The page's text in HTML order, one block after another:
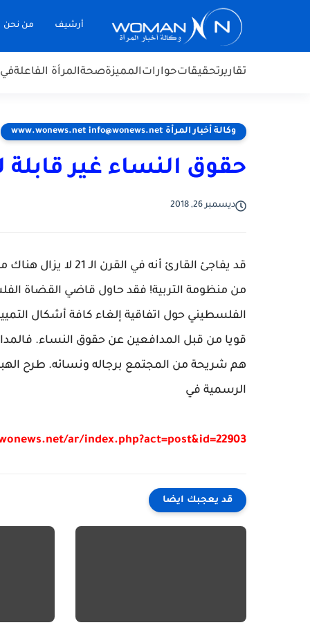
أرشيف من نحن
تقاريرتحقيقاتحواراتالمميزةصحةالمرأة الفاعلة
وكالة أخبار المرأة www.wonews.net info@wonews.net
حقوق النساء غير قابلة
ديسمبر 26, 2018
قد يفاجئ القارئ
من منظومة التربية! فقد حاول قاضي القضاة
قويا من قبل المدافعين عن حقوق النساء.
هم شريحة من المجتمع برجاله ونسائه. طرح
الرسمية في
ar/index.php?act=post&id=22903
قد يعجبك ايضا